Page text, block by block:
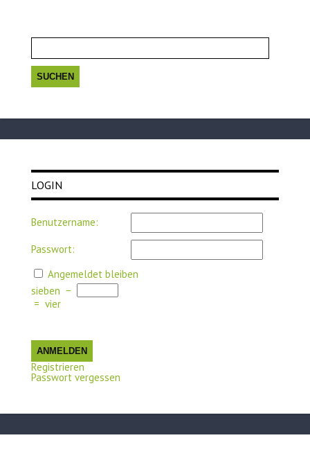
LOGIN
Benutzername:
Passwort:
Angemeldet bleiben
sieben −
= vier
ANMELDEN
Registrieren
Passwort vergessen